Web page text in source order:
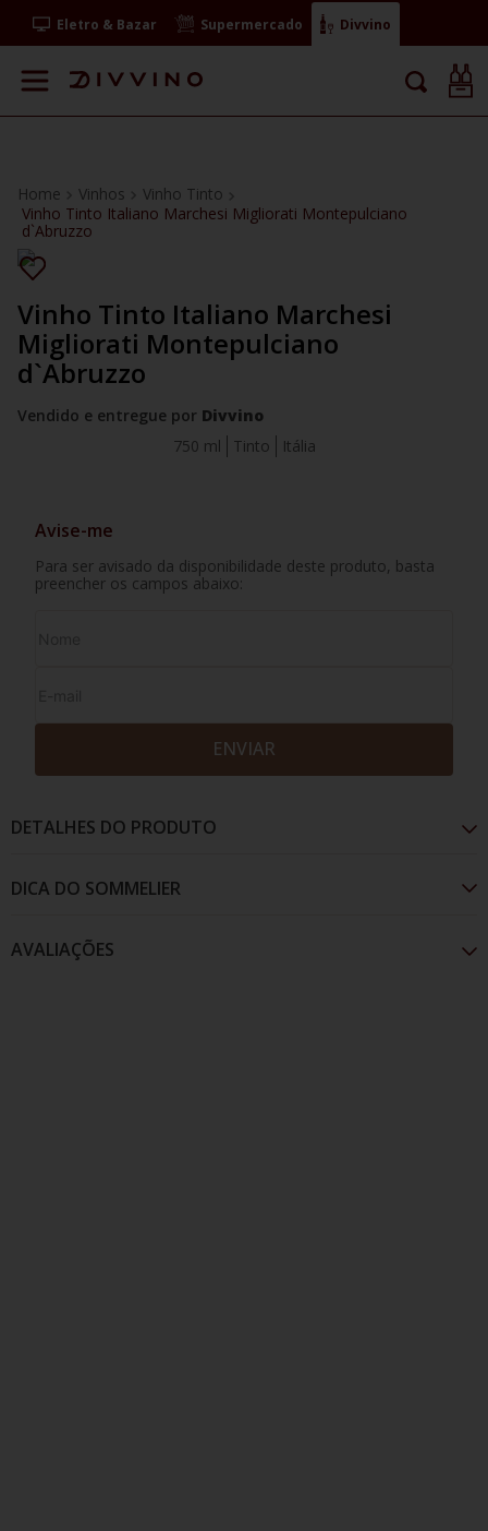
Eletro & Bazar Supermercado Divvino
Vinhos
Vinho Tinto
Vinho Tinto Italiano Marchesi Migliorati Montepulciano
d`Abruzzo
Vinho Tinto Italiano Marchesi
Migliorati Montepulciano
d`Abruzzo
Vendido e entregue por Divvino
Tinto
Itália
750 ml
Avise-me
Para ser avisado da disponibilidade deste produto, basta
preencher os campos abaixo:
ENVIAR
DETALHES DO PRODUTO
A cor é vermelho rubi. No nariz é elegante com
AVALIAÇÕES